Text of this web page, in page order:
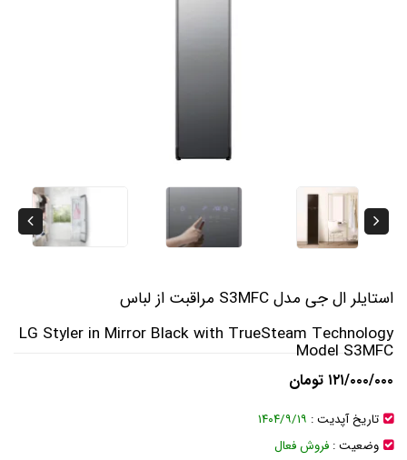
استایلر ال جی مدل S3MFC مراقبت از لباس
LG Styler in Mirror Black with TrueSteam Technology
Model S3MFC
۱۲۱/۰۰۰/۰۰۰ تومان
تاریخ آپدیت : ۱۴۰۴/۹/۱۹
وضعیت : فروش فعال